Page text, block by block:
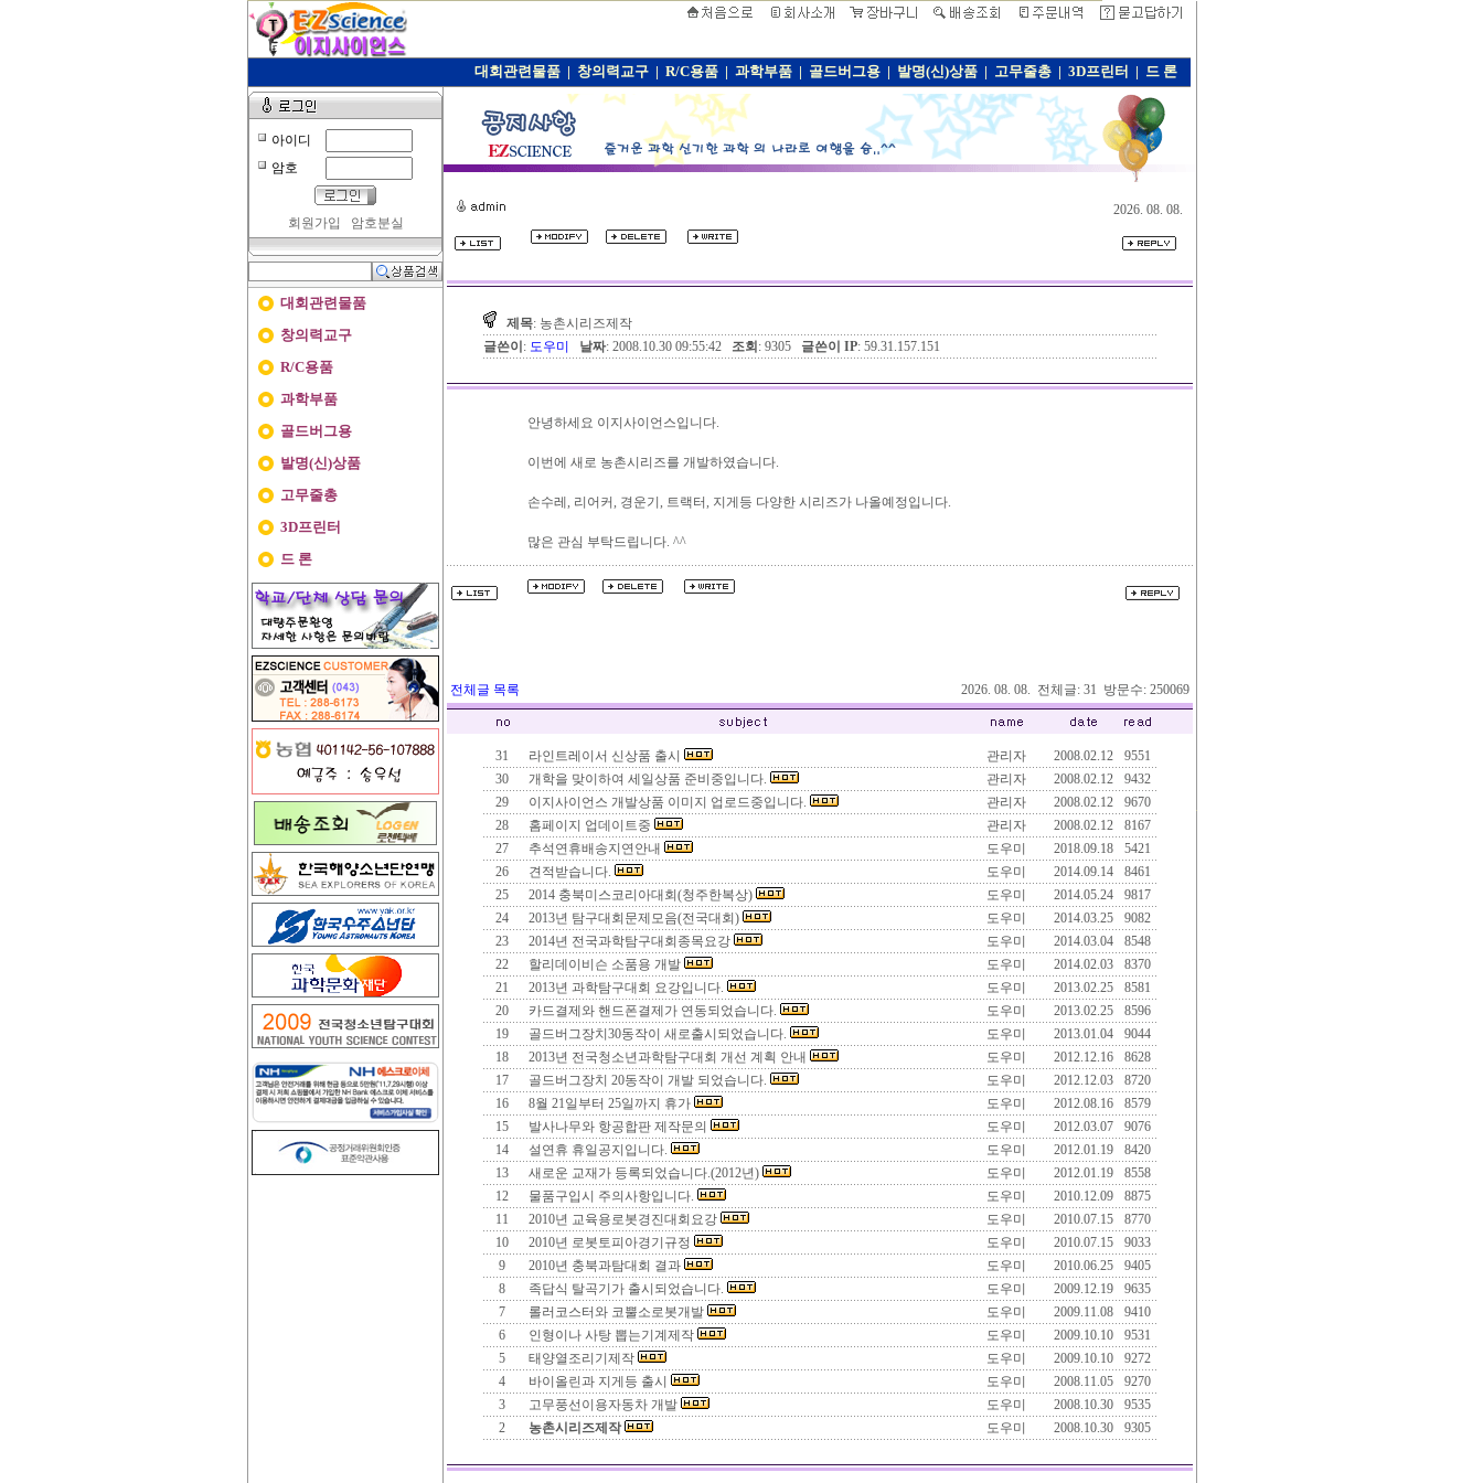
대회관련물품 | 창의력교구 | R/C용품 | 과학부품 | 골드버그용 | 발명(신)상품 | 고무줄총 | 3D프린터 | 드 론
아이디
암호
회원가입 암호분실
대회관련물품
창의력교구
R/C용품
과학부품
골드버그용
발명(신)상품
고무줄총
3D프린터
드 론
2026. 08. 08.
제목: 농촌시리즈제작
글쓴이 : 도우미 날짜: 2008.10.30 09:55:42 조회 : 9305 글쓴이 IP: 59.31.157.151
안녕하세요 이지사이언스입니다.
이번에 새로 농촌시리즈를 개발하였습니다.
손수레, 리어커, 경운기, 트랙터, 지게등 다양한 시리즈가 나올예정입니다.
많은 관심 부탁드립니다. ^^
전체글 목록 2026. 08. 08. 전체글: 31 방문수: 250069
31 라인트레이서 신상품 출시 관리자 2008.02.12
9551
30
개학을 맞이하여 세일상품 준비중입니다. 관리자 2008.02.12
9432
29
이지사이언스 개발상품 이미지 업로드중입니다. 관리자 2008.02.12
9670
28
홈페이지 업데이트중 관리자 2008.02.12
8167
27
추석연휴배송지연안내 도우미 2018.09.18
5421
26
견적받습니다. 도우미 2014.09.14
8461
25
2014 충북미스코리아대회(청주한복상) 도우미 2014.05.24
9817
24
2013년 탐구대회문제모음(전국대회) 도우미 2014.03.25
9082
23
2014년 전국과학탐구대회종목요강 도우미 2014.03.04
8548
22
할리데이비슨 소품용 개발 도우미 2014.02.03
8370
21
2013년 과학탐구대회 요강입니다. 도우미 2013.02.25
8581
20
카드결제와 핸드폰결제가 연동되었습니다. 도우미 2013.02.25
8596
19
골드버그장치30동작이 새로출시되었습니다. 도우미 2013.01.04
9044
18
2013년 전국청소년과학탐구대회 개선 계획 안내 도우미 2012.12.16
8628
17
골드버그장치 20동작이 개발 되었습니다. 도우미 2012.12.03
8720
16
8월 21일부터 25일까지 휴가 도우미 2012.08.16
8579
15
발사나무와 항공합판 제작문의 도우미 2012.03.07
9076
14
설연휴 휴일공지입니다. 도우미 2012.01.19
8420
13
새로운 교재가 등록되었습니다.(2012년) 도우미 2012.01.19
8558
12
물품구입시 주의사항입니다. 도우미 2010.12.09
8875
11
2010년 교육용로봇경진대회요강 도우미 2010.07.15
8770
10
2010년 로봇토피아경기규정 도우미 2010.07.15
9033
9
2010년 충북과탐대회 결과 도우미 2010.06.25
9405
8
족답식 탈곡기가 출시되었습니다. 도우미 2009.12.19
9635
7
롤러코스터와 코뿔소로봇개발 도우미 2009.11.08
9410
6
인형이나 사탕 뽑는기계제작 도우미 2009.10.10
9531
5
태양열조리기제작 도우미 2009.10.10
9272
4
바이올린과 지게등 출시 도우미 2008.11.05
9270
3
고무풍선이용자동차 개발 도우미 2008.10.30
9535
2
농촌시리즈제작 도우미 2008.10.30 9305